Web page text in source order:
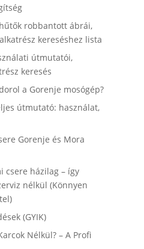
robbantott ábrái,
kereséshez lista
útmutatói,
keresés
a Gorenje mosógép?
útmutató: használat,
Gorenje és Mora
házilag – így
nélkül (Könnyen
(GYIK)
Nélkül? – A Profi